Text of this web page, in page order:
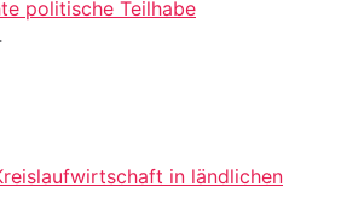
politische Teilhabe
in ländlichen